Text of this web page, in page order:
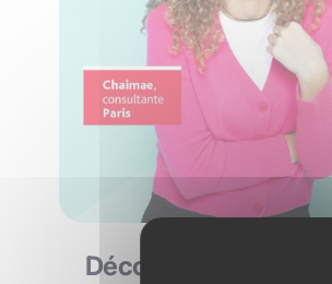
Découvrez toutes les